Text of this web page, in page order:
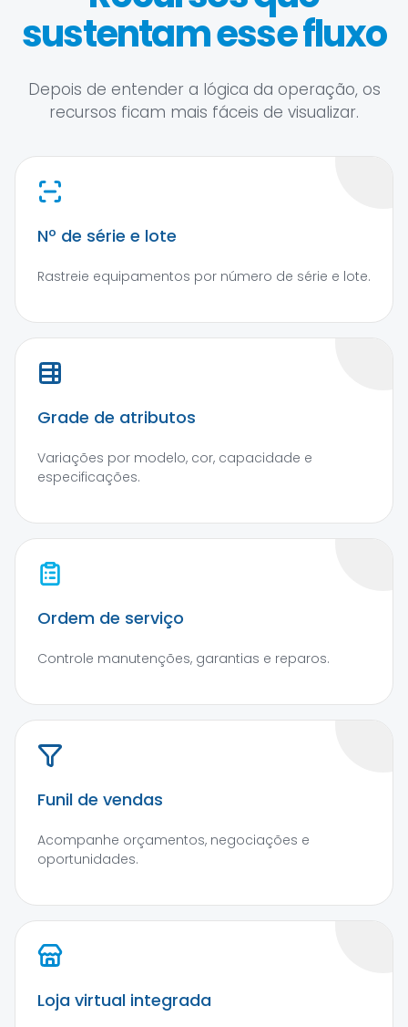
sustentam esse fluxo
Depois de entender a lógica da operação, os
recursos ficam mais fáceis de visualizar.
Nº de série e lote
Rastreie equipamentos por número de série e lote.
Grade de atributos
Variações por modelo, cor, capacidade e
especificações.
Ordem de serviço
Controle manutenções, garantias e reparos.
Funil de vendas
Acompanhe orçamentos, negociações e
oportunidades.
Loja virtual integrada